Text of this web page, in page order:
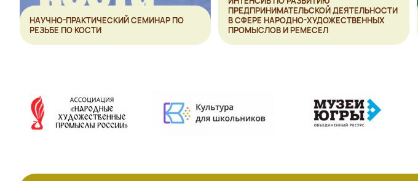
НАУЧНО-ПРАКТИЧЕСКИЙ СЕМИНАР ПО
РЕЗЬБЕ ПО КОСТИ
ПРЕДПРИНИМАТЕЛЬСКОЙ ДЕЯТЕЛЬНОСТИ
В СФЕРЕ НАРОДНО-ХУДОЖЕСТВЕННЫХ
ПРОМЫСЛОВ И РЕМЕСЕЛ